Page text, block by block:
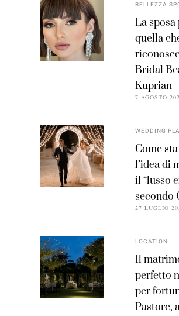
BELLEZZA
La
quella
Bridal
Kuprian
7 AGOSTO
WEDDING
Come
l’idea di
il “lusso
secondo
27 LUGLIO
LOCATION
Il
perfetto
per
Pastore,